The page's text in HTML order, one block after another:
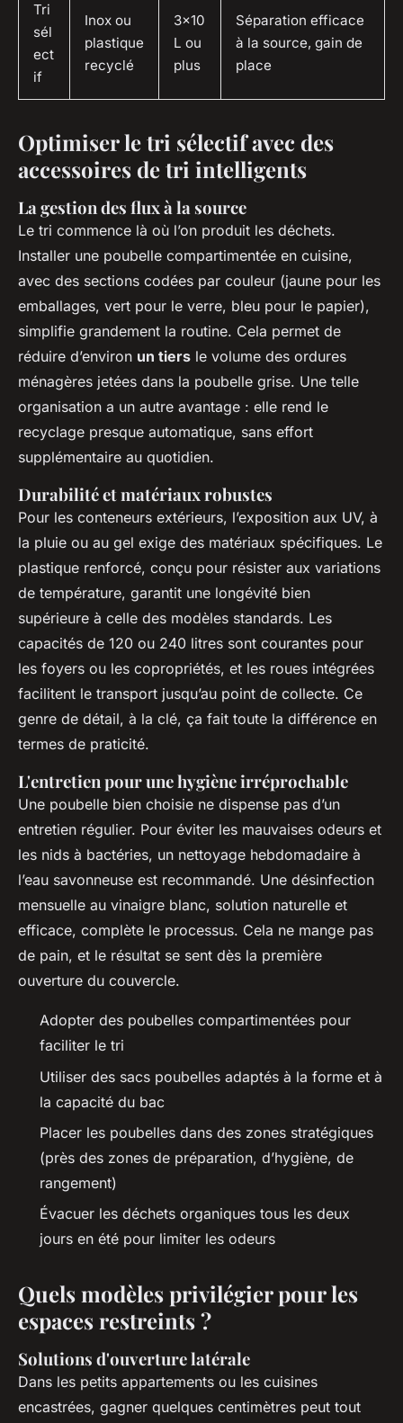
Tri
sél
ect
if
Inox ou
plastique
recyclé
3x10
L ou
plus
Séparation efficace
à la source, gain de
place
Optimiser le tri sélectif avec des
accessoires de tri intelligents
La gestion des flux à la source
Le tri commence là où l’on produit les déchets.
Installer une poubelle compartimentée en cuisine,
avec des sections codées par couleur (jaune pour les
emballages, vert pour le verre, bleu pour le papier),
simplifie grandement la routine. Cela permet de
réduire d’environ un tiers le volume des ordures
ménagères jetées dans la poubelle grise. Une telle
organisation a un autre avantage : elle rend le
recyclage presque automatique, sans effort
supplémentaire au quotidien.
Durabilité et matériaux robustes
Pour les conteneurs extérieurs, l’exposition aux UV, à
la pluie ou au gel exige des matériaux spécifiques. Le
plastique renforcé, conçu pour résister aux variations
de température, garantit une longévité bien
supérieure à celle des modèles standards. Les
capacités de 120 ou 240 litres sont courantes pour
les foyers ou les copropriétés, et les roues intégrées
facilitent le transport jusqu’au point de collecte. Ce
genre de détail, à la clé, ça fait toute la différence en
termes de praticité.
L'entretien pour une hygiène irréprochable
Une poubelle bien choisie ne dispense pas d’un
entretien régulier. Pour éviter les mauvaises odeurs et
les nids à bactéries, un nettoyage hebdomadaire à
l’eau savonneuse est recommandé. Une désinfection
mensuelle au vinaigre blanc, solution naturelle et
efficace, complète le processus. Cela ne mange pas
de pain, et le résultat se sent dès la première
ouverture du couvercle.
Adopter des poubelles compartimentées pour
faciliter le tri
Utiliser des sacs poubelles adaptés à la forme et à
la capacité du bac
Placer les poubelles dans des zones stratégiques
(près des zones de préparation, d’hygiène, de
rangement)
Évacuer les déchets organiques tous les deux
jours en été pour limiter les odeurs
Quels modèles privilégier pour les
espaces restreints ?
Solutions d'ouverture latérale
Dans les petits appartements ou les cuisines
encastrées, gagner quelques centimètres peut tout